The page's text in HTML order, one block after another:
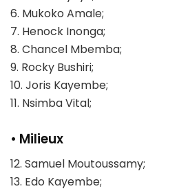
6. Mukoko Amale;
7. Henock Inonga;
8. Chancel Mbemba;
9. Rocky Bushiri;
10. Joris Kayembe;
11. Nsimba Vital;
• Milieux
12. Samuel Moutoussamy;
13. Edo Kayembe;